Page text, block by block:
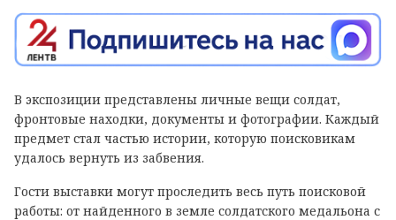
В экспозиции представлены личные вещи солдат,
фронтовые находки, документы и фотографии. Каждый
предмет стал частью истории, которую поисковикам
удалось вернуть из забвения.
Гости выставки могут проследить весь путь поисковой
работы: от найденного в земле солдатского медальона с